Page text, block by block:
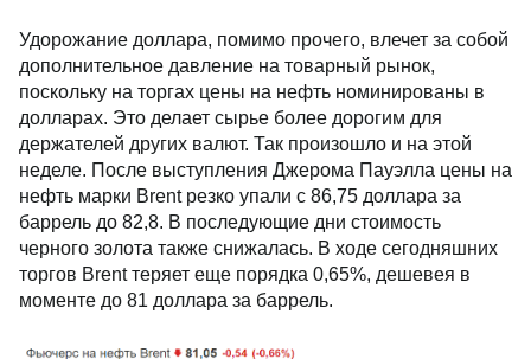
Удорожание доллара, помимо прочего, влечет за собой
дополнительное давление на товарный рынок,
поскольку на торгах цены на нефть номинированы в
долларах. Это делает сырье более дорогим для
держателей других валют. Так произошло и на этой
неделе. После выступления Джерома Пауэлла цены на
нефть марки Brent резко упали с 86,75 доллара за
баррель до 82,8. В последующие дни стоимость
черного золота также снижалась. В ходе сегодняшних
торгов Brent теряет еще порядка 0,65%, дешевея в
моменте до 81 доллара за баррель.